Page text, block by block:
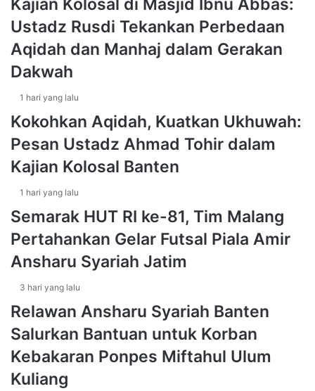
U
M
T
h
B
r
E
l
m
U
a
t
a
m
S
u
Kajian Kolosal di Masjid Ibnu Abbas:
Ustadz Rusdi Tekankan Perbedaan
Aqidah dan Manhaj dalam Gerakan
Dakwah
1 hari yang lalu
Kokohkan Aqidah, Kuatkan Ukhuwah:
Pesan Ustadz Ahmad Tohir dalam
Kajian Kolosal Banten
1 hari yang lalu
Semarak HUT RI ke-81, Tim Malang
Pertahankan Gelar Futsal Piala Amir
Ansharu Syariah Jatim
3 hari yang lalu
Relawan Ansharu Syariah Banten
Salurkan Bantuan untuk Korban
Kebakaran Ponpes Miftahul Ulum
Kuliang